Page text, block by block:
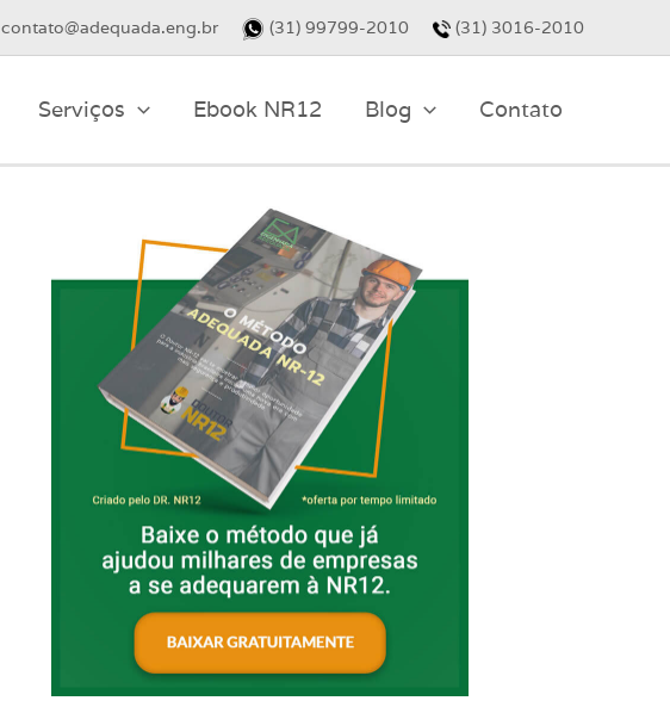
contato@adequada.eng.br (31) 99799-2010 (31) 3016-2010
Serviços Ebook NR12 Blog Contato